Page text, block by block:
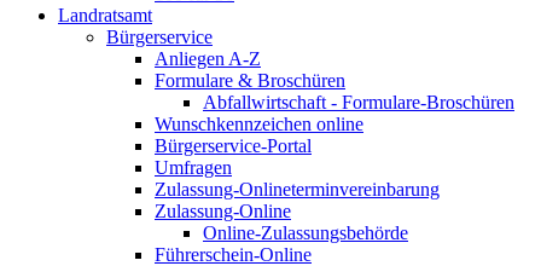
Landratsamt
Bürgerservice
Anliegen A-Z
Formulare & Broschüren
Abfallwirtschaft - Formulare-Broschüren
Wunschkennzeichen online
Bürgerservice-Portal
Umfragen
Zulassung-Onlineterminvereinbarung
Zulassung-Online
Online-Zulassungsbehörde
Führerschein-Online